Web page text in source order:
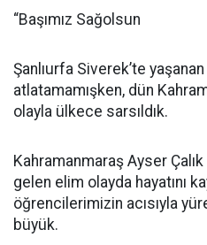
“Başımız Sağolsun
Şanlıurfa Siverek’te
atlatamamışken, dün
olayla ülkece sarsıldık.
Kahramanmaraş Ayser
gelen elim olayda hayatını
öğrencilerimizin acısıyla
büyük.